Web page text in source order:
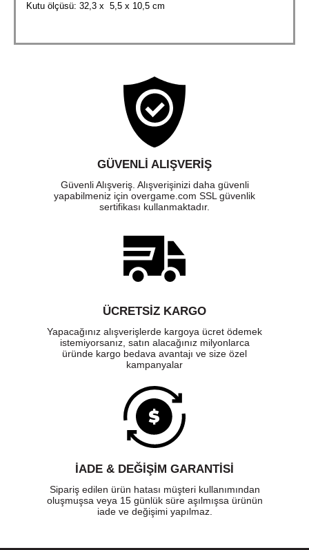
Kutu ölçüsü: 32,3 x 5,5 x 10,5 cm
GÜVENLI ALIŞVERIŞ
Güvenli Alışveriş. Alışverişinizi daha güvenli
yapabilmeniz için overgame.com SSL güvenlik
sertifikası kullanmaktadır.
ÜCRETSIZ KARGO
Yapacağınız alışverişlerde kargoya ücret ödemek
istemiyorsanız, satın alacağınız milyonlarca
üründe kargo bedava avantajı ve size özel
kampanyalar
İADE & DEĞİŞİM GARANTİSİ
Sipariş edilen ürün hatası müşteri kullanımından
oluşmuşsa veya 15 günlük süre aşılmışsa ürünün
iade ve değişimi yapılmaz.